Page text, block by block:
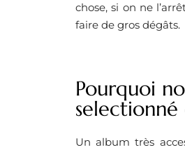
chose, si on ne
faire de gros dégâts.
Pourquoi
selectionné
Un album très